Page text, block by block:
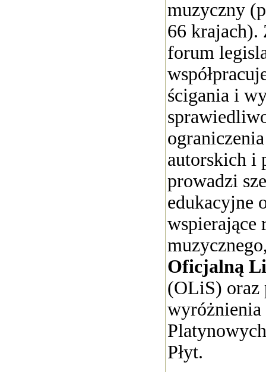
muzyczny
66 krajach).
forum
ścigania i
autorskich i
prowadzi
edukacyjne
wspierające
Oficjalną
(OLiS) oraz
wyróżnienia
Płyt.